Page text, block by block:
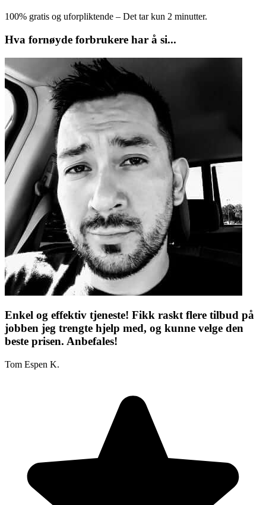
100% gratis og uforpliktende – Det tar kun 2 minutter.
Hva fornøyde forbrukere har å si...
Enkel og effektiv tjeneste! Fikk raskt flere tilbud på
jobben jeg trengte hjelp med, og kunne velge den
beste prisen. Anbefales!
Tom Espen K.